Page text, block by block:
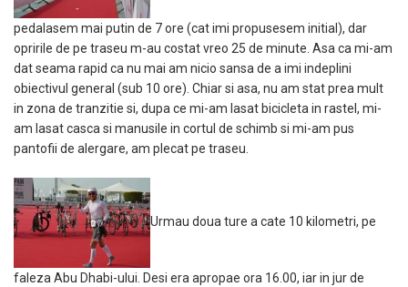
pedalasem mai putin de 7 ore (cat imi propusesem initial), dar
opririle de pe traseu m-au costat vreo 25 de minute. Asa ca mi-am
dat seama rapid ca nu mai am nicio sansa de a imi indeplini
obiectivul general (sub 10 ore). Chiar si asa, nu am stat prea mult
in zona de tranzitie si, dupa ce mi-am lasat bicicleta in rastel, mi-
am lasat casca si manusile in cortul de schimb si mi-am pus
pantofii de alergare, am plecat pe traseu.
Urmau doua ture a cate 10 kilometri, pe
faleza Abu Dhabi-ului. Desi era apropae ora 16.00, iar in jur de